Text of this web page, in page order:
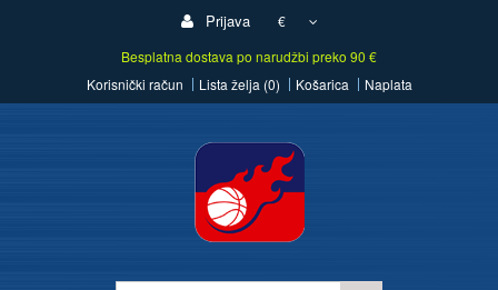
Prijava
€
Besplatna dostava po narudžbi preko 90 €
Korisnički račun
Lista želja (0) Košarica Naplata